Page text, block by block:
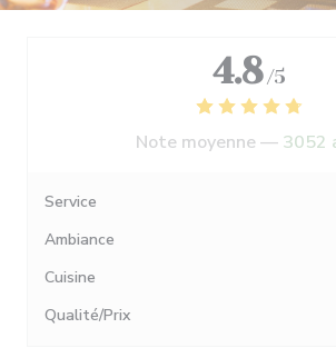
4.8 /5
Note moyenne — 3052
Service
Ambiance
Cuisine
Qualité/Prix